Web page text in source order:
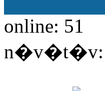
online: 51
n�v�t�v: